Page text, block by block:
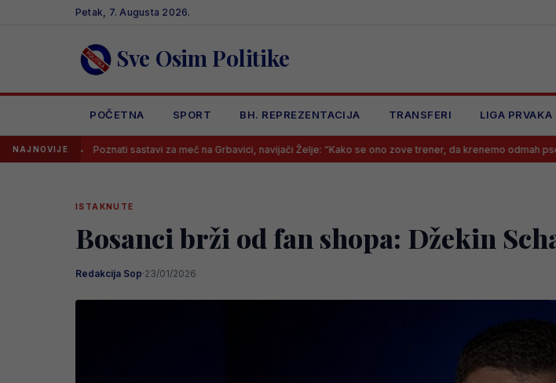
Petak, 7. Augusta 2026.
Sve Osim Politike
POČETNA SPORT BH. REPREZENTACIJA TRANSFERI LIGA PRVAKA
NAJNOVIJE
sastavi za meč na Grbavici, navijači Želje: “Kako se ono zove trener, da krenemo odmah psovati”
ISTAKNUTE
Bosanci brži od fan shopa: Džekin
Redakcija Sop·23/01/2026